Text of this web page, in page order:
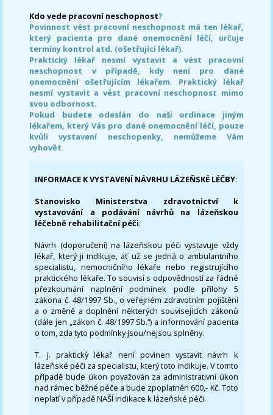
Kdo vede pracovní neschopnost?
Povinnost vést pracovní neschopnost má ten lékař,
který pacienta pro dané onemocnění léčí, určuje
termíny kontrol atd. (ošetřující lékař).
Praktický lékař nesmí vystavit a vést pracovní
neschopnost v případě, kdy není pro dané
onemocnění ošetřujícím lékařem. Praktický lékař
nesmí vystavit a vést pracovní neschopnost mimo
svou odbornost.
Pokud budete odeslán do naši ordinace jiným
lékařem, který Vás pro dané onemocnění léčí, pouze
kvůli vystavení neschopenky, nemůžeme Vám
vyhovět.
INFORMACE K VYSTAVENÍ NÁVRHU LÁZEŇSKÉ LÉČBY:
Stanovisko Ministerstva zdravotnictví k
vystavování a podávání návrhů na lázeňskou
léčebně rehabilitační péči:
Návrh (doporučení) na lázeňskou péči vystavuje vždy
lékař, který ji indikuje, ať už se jedná o ambulantního
specialistu, nemocničního lékaře nebo registrujícího
praktického lékaře. To souvisí s odpovědností za řádné
přezkoumání naplnění podmínek podle přílohy 5
zákona č. 48/1997 Sb., o veřejném zdravotním pojištění
a o změně a doplnění některých souvisejících zákonů
(dále jen „zákon č. 48/1997 Sb.“) a informování pacienta
o tom, zda tyto podmínky jsou/nejsou splněny.
T. j. praktický lékař není povinen vystavit návrh k
lázeňské péči za specialistu, který toto indikuje. V tomto
případě bude úkon považován za administrativní úkon
nad rámec běžné péče a bude zpoplatněn 600,- Kč. Toto
neplatí v případě NAŠÍ indikace k lázeňské péči.